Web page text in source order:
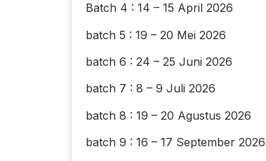
Batch 4 : 14 – 15 April 2026
batch 5 : 19 – 20 Mei 2026
batch 6 : 24 – 25 Juni 2026
batch 7 : 8 – 9 Juli 2026
batch 8 : 19 – 20 Agustus 2026
batch 9 : 16 – 17 September 2026